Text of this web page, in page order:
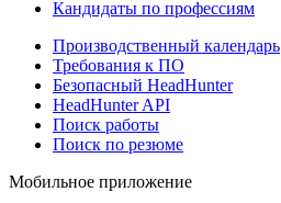
Кандидаты по профессиям
Производственный календарь
Требования к ПО
Безопасный HeadHunter
HeadHunter API
Поиск работы
Поиск по резюме
Мобильное приложение